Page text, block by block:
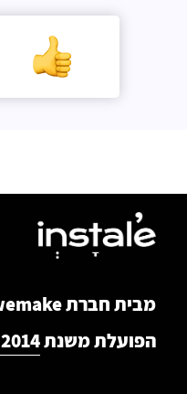
מבית חברת wemake
הפועלת משנת2014 בדיגיטל